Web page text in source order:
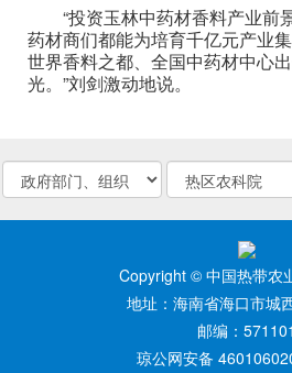
“投资玉林中药材香料产业前
药材商们都能为培育千亿元产业
世界香料之都、全国中药材中心
光。”刘剑激动地说。
Copyright © 中国热带农
地址：海南省海口市城
邮编：571101
琼公网安备